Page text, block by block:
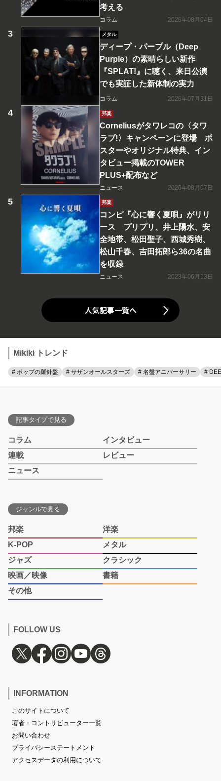
考える
コラム 2026年08月04日
メタル
ディープ・パープル（Deep
Purple）の素晴らしい新作
『SPLAT!』に聴く、来日公演
でも実証した新体制の実力
コラム 2026年07月31日
邦楽
Corneliusがタワレコの〈タワ
ラブ!〉キャンペーンに登場 ポ
スターやオリジナル特典、イン
タビュー掲載のTOWER
PLUS+配布など
ニュース 2026年08月07日
邦楽
コンピ『心に響く夏唄』がリリ
ース プリプリ、井上陽水、安
全地帯、松田聖子、西城秀樹、
松山千春、吉田拓郎ら36の名曲
を収録
ニュース 2023年06月13日
人気記事一覧へ
Mikiki トレンド
# ポップの羅針盤 # サザンオールスターズ # 名盤アニバーサリー #
記事タイプで見る
コラム
インタビュー
連載
レビュー
ニュース
ジャンルで見る
邦楽
洋楽
K-POP
メタル
ジャズ
クラシック
映画／映像
書籍
その他
FOLLOW US
INFORMATION
このサイトについて
著者・コントリビューター一覧
お問い合わせ
プライバシーステートメント
アクセスデータの利用について